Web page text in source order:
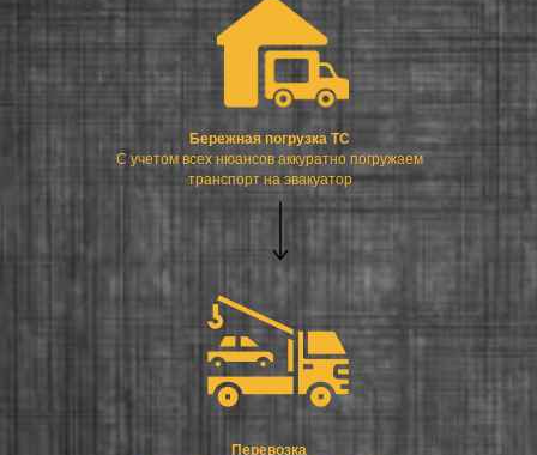
Бережная погрузка ТС
С учетом всех нюансов аккуратно погружаем
транспорт на эвакуатор
Перевозка